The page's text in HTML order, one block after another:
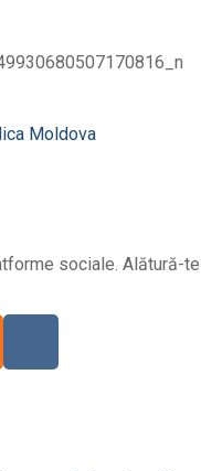
Moldova
sociale. Alătură-